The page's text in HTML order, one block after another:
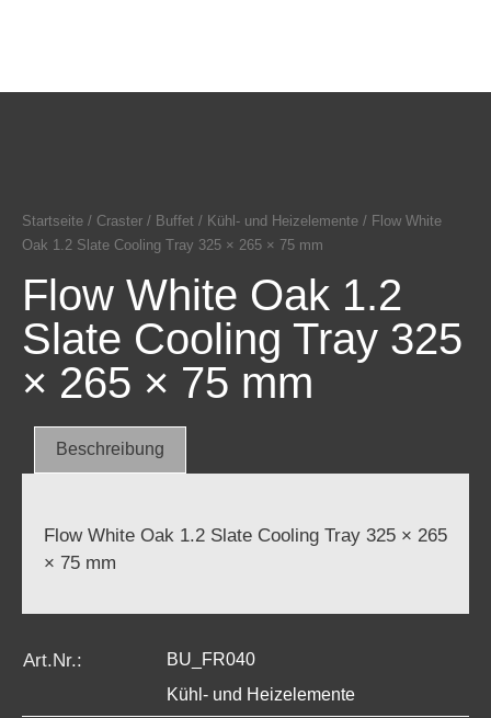
Startseite / Craster / Buffet / Kühl- und Heizelemente / Flow White
Oak 1.2 Slate Cooling Tray 325 × 265 × 75 mm
Flow White Oak 1.2
Slate Cooling Tray 325
× 265 × 75 mm
Beschreibung
Flow White Oak 1.2 Slate Cooling Tray 325 × 265
× 75 mm
Art.Nr.:
BU_FR040
Kühl- und Heizelemente